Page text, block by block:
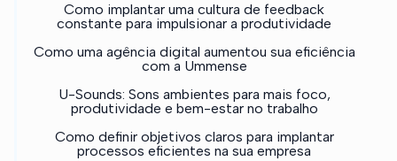
Como implantar uma cultura de feedback
constante para impulsionar a produtividade
Como uma agência digital aumentou sua eficiência
com a Ummense
U-Sounds: Sons ambientes para mais foco,
produtividade e bem-estar no trabalho
Como definir objetivos claros para implantar
processos eficientes na sua empresa